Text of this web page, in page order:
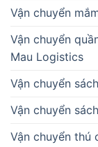
Vận chuyển
Vận chuyển
Mau Logistics
Vận chuyển sách
Vận chuyển
Vận chuyển thú